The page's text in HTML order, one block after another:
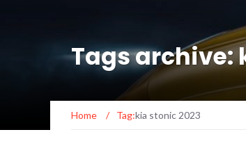
Tags archive:
Home / Tag:kia stonic 2023